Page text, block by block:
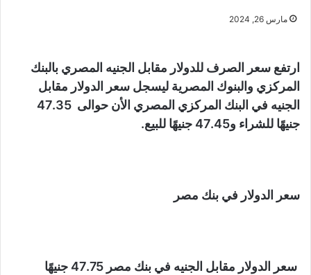
مارس 26, 2024
ارتفع سعر الصرف للدولار مقابل الجنيه المصري بالبنك
المركزي والبنوك المصرية ليسجل سعر الدولار مقابل
الجنيه في البنك المركزي المصري الأن حوالى 47.35
جنيهًا للشراء و47.45 جنيهًا للبيع.
سعر الدولار في بنك مصر
سعر الدولار مقابل الجنيه في بنك مصر 47.75 جنيهًا